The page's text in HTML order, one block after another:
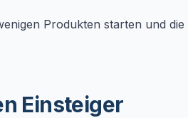
Produkten starten und
Einsteiger